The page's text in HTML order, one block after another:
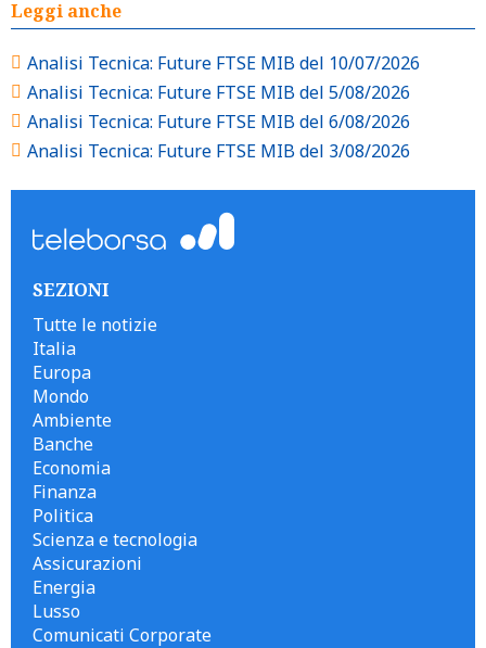
Leggi anche
Analisi Tecnica: Future FTSE MIB del 10/07/2026
Analisi Tecnica: Future FTSE MIB del 5/08/2026
Analisi Tecnica: Future FTSE MIB del 6/08/2026
Analisi Tecnica: Future FTSE MIB del 3/08/2026
SEZIONI
Tutte le notizie
Italia
Europa
Mondo
Ambiente
Banche
Economia
Finanza
Politica
Scienza e tecnologia
Assicurazioni
Energia
Lusso
Comunicati Corporate